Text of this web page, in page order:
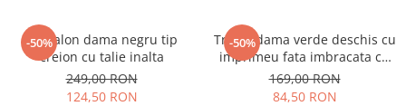
-50%
Pantalon dama negru tip
creion cu talie inalta
249,00 RON
124,50 RON
-50%
Tricou dama verde deschis cu
imprimeu fata imbracata cu
alb si inghetata in mana
169,00 RON
84,50 RON